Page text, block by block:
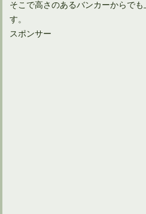
そこで高さのあるバンカーからで
す。
スポンサー